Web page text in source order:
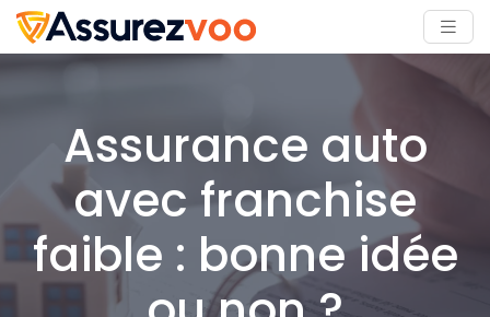
Assurance auto
avec franchise
faible : bonne idée